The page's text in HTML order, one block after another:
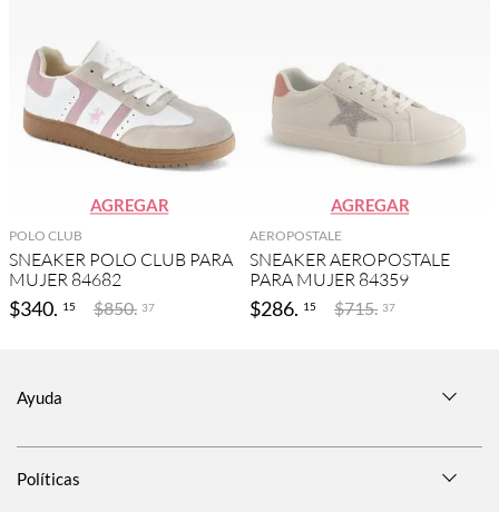
AGREGAR
POLO CLUB
SNEAKER POLO CLUB PARA
MUJER 84682
$340. 15 $850. 37
AGREGAR
AEROPOSTALE
SNEAKER AEROPOSTALE
PARA MUJER 84359
$286. 15 $715. 37
Ayuda
Políticas